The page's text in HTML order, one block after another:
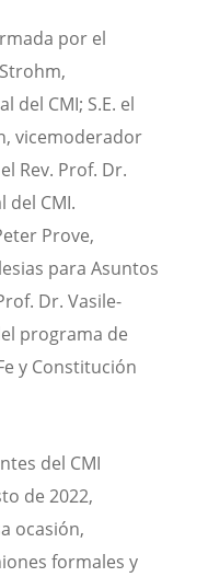
por el
del CMI; S.E. el
vicemoderador
Rev. Prof. Dr.
del CMI.
Prove,
para Asuntos
Dr. Vasile-
programa de
y Constitución
del CMI
de 2022,
ocasión,
formales y